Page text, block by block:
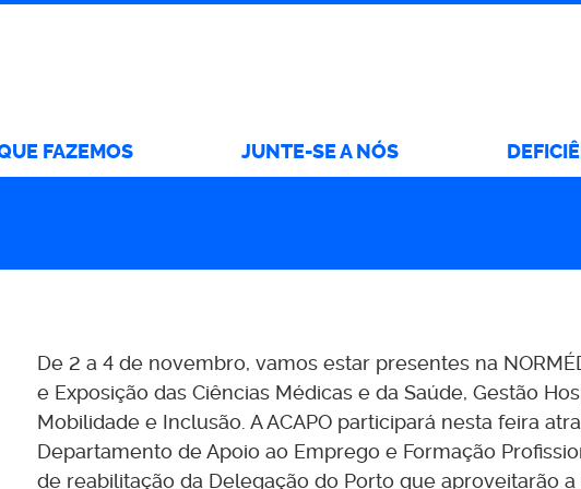
FAZEMOS JUNTE-SE A NÓS
De 2 a 4 de novembro, vamos estar presentes na
e Exposição das Ciências Médicas e da Saúde, Gestão
Mobilidade e Inclusão. A ACAPO participará nesta feira
Departamento de Apoio ao Emprego e Formação
de reabilitação da Delegação do Porto que aproveitarão